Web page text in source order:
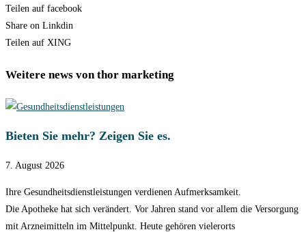
Teilen auf facebook
Share on Linkdin
Teilen auf XING
Weitere news von thor marketing
Bieten Sie mehr? Zeigen Sie es.
7. August 2026
Ihre Gesundheitsdienstleistungen verdienen Aufmerksamkeit.
Die Apotheke hat sich verändert. Vor Jahren stand vor allem die Versorgung
mit Arzneimitteln im Mittelpunkt. Heute gehören vielerorts